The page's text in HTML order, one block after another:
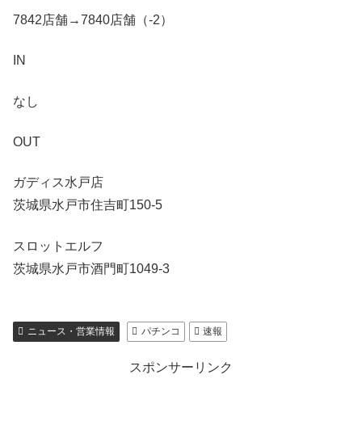
7842店舗→7840店舗（-2）
IN
なし
OUT
ガディス水戸店
茨城県水戸市住吉町150-5
スロットエルフ
茨城県水戸市酒門町1049-3
ニュース・営業情報 パチンコ 速報
スポンサーリンク